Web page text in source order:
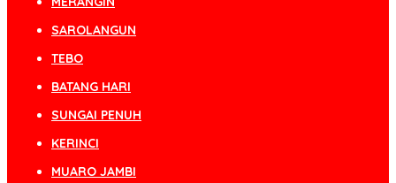
SAROLANGUN
TEBO
BATANG HARI
SUNGAI PENUH
KERINCI
MUARO JAMBI